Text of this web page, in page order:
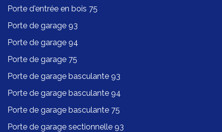
Porte d'entrée en bois 75
Porte de garage 93
Porte de garage 94
Porte de garage 75
Porte de garage basculante 93
Porte de garage basculante 94
Porte de garage basculante 75
Porte de garage sectionnelle 93